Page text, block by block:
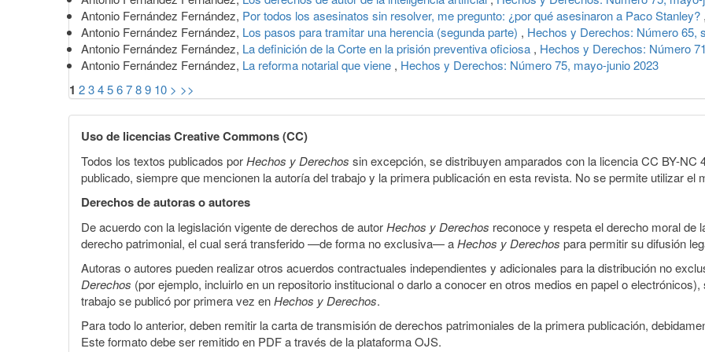
Antonio Fernández Fernández, Por todos los asesinatos sin resolver, me pregunto: ¿por qué asesinaron a Paco Stanley?
Antonio Fernández Fernández, Los pasos para tramitar una herencia (segunda parte) , Hechos y Derechos: Número 65,
Antonio Fernández Fernández, La definición de la Corte en la prisión preventiva oficiosa , Hechos y Derechos: Número
Antonio Fernández Fernández, La reforma notarial que viene , Hechos y Derechos: Número 75, mayo-junio 2023
1 23456789 10 > >>
Uso de licencias Creative Commons (CC)
Todos los textos publicados porHechos y Derechos sin excepción, se distribuyen amparados con la licencia CC BY-NC
publicado, siempre que mencionen la autoría del trabajo y la primera publicación en esta revista. No se permite utilizar el
Derechos de autoras o autores
De acuerdo con la legislación vigente de derechos de autorHechos y Derechos reconoce y respeta el derecho moral de
derecho patrimonial, el cual será transferido —de forma no exclusiva— aHechos y Derechos para permitir su difusión
Autoras o autores pueden realizar otros acuerdos contractuales independientes y adicionales para la distribución no
Derechos (por ejemplo, incluirlo en un repositorio institucional o darlo a conocer en otros medios en papel o
trabajo se publicó por primera vez enHechos y Derechos.
Para todo lo anterior, deben remitir la carta de transmisión de derechos patrimoniales de la primera publicación,
Este formato debe ser remitido en PDF a través de la plataforma OJS.